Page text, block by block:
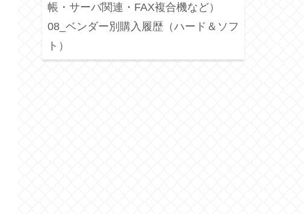
帳・サーバ関連・FAX複合機など）
08_ベンダー別購入履歴（ハード＆ソフ
ト）